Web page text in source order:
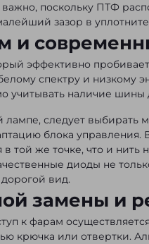
важно, поскольку ПТФ
зазор в
и
эффективно
спектру и низкому
учитывать наличие шины
следует выбирать
блока управления.
же точке, что и нить
диоды не
вид.
замены и
к фарам
крючка или отвертки.